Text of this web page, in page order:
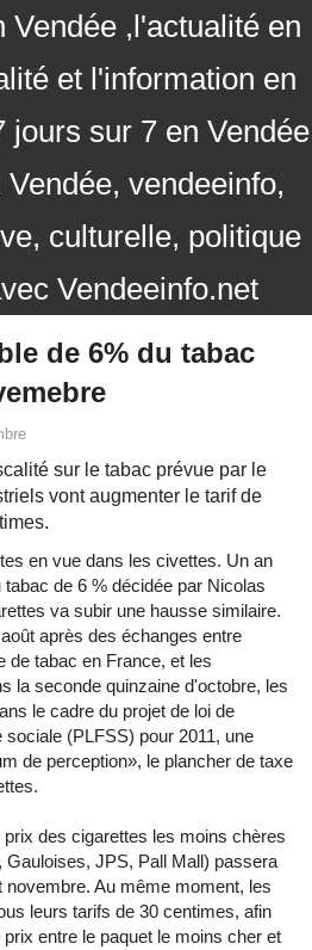
Vendée ,l'actualité en
et l'information en
jours sur 7 en Vendée
vendeeinfo,
culturelle, politique
Vendeeinfo.net
de 6% du tabac
sur le tabac prévue par le
vont augmenter le tarif de
en vue dans les civettes. Un an
de 6 % décidée par Nicolas
va subir une hausse similaire.
après des échanges entre
de tabac en France, et les
la seconde quinzaine d'octobre, les
le cadre du projet de loi de
(PLFSS) pour 2011, une
de perception», le plancher de taxe
des cigarettes les moins chères
JPS, Pall Mall) passera
novembre. Au même moment, les
leurs tarifs de 30 centimes, afin
entre le paquet le moins cher et